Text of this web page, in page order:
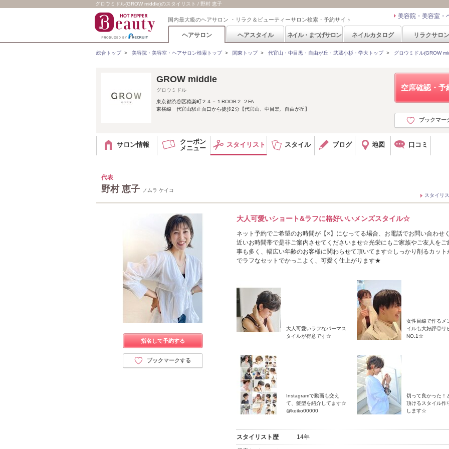
グロウミドル(GROW middle)のスタイリスト / 野村 恵子
国内最大級のヘアサロン ・リラク＆ビューティーサロン検索・予約サイト 美容院・美容室・
ヘアサロン ヘアスタイル ネイル・まつげサロン ネイルカタログ リラクサロン
総合トップ> 美容院・美容室・ヘアサロン検索トップ> 関東トップ> 代官山・中目黒・自由が丘・武蔵小杉・学大トップ> グロウミドル(GROW
空席確認・予
ブックマー
GROW middle
グロウミドル
東京都渋谷区猿楽町２４－１ROOB２ ２FA
東横線 代官山駅正面口から徒歩2分【代官山、中目黒、自由が丘】
サロン情報
クーポン
メニュー
スタイリスト スタイル ブログ 地図 口コミ
代表
野村 恵子
ノムラ ケイコ
スタイリ
指名して予約する
ブックマークする
大人可愛いショート&ラフに格好いいメンズスタイル☆
ネット予約でご希望のお時間が【×】になってる場合、お電話でお問い合わせ
近いお時間帯で是非ご案内させてくださいませ☆光栄にもご家族やご友人をご
事も多く、幅広い年齢のお客様に関わらせて頂いてます☆しっかり削るカット
でラフなセットでかっこよく、可愛く仕上がります★
大人可愛いラフなパーマス
タイルが得意です☆
女性目線で作るメ
イルも大好評◎リ
NO.1☆
Instagramで動画も交え
て、髪型を紹介してます☆
@keiko00000
切って良かった！
頂けるスタイル作
します☆
スタイリスト歴 14年